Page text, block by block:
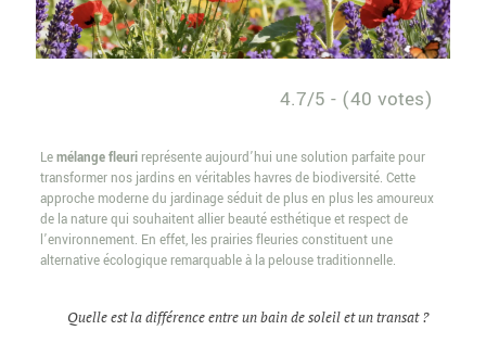
4.7/5 - (40 votes)
Lemélange fleurireprésente aujourd’hui une solution parfaite pour
transformer nos jardins en véritables havres de biodiversité. Cette
approche moderne du jardinage séduit de plus en plus les amoureux
de la nature qui souhaitent allier beauté esthétique et respect de
l’environnement. En effet, les prairies fleuries constituent une
alternative écologique remarquable à la pelouse traditionnelle.
Quelle est la différence entre un bain de soleil et un transat ?